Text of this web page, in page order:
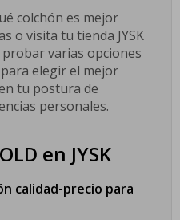
colchón es mejor
o visita tu tienda JYSK
probar varias opciones
elegir el mejor
tu postura de
personales.
en JYSK
calidad-precio para